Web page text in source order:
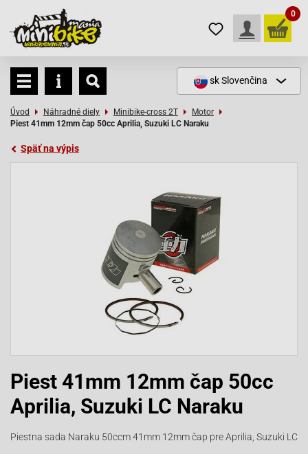
0
skSlovenčina
Úvod Náhradné diely Minibike-cross 2T
Motor
Piest 41mm 12mm čap 50cc Aprilia, Suzuki LC Naraku
Späť na výpis
Piest 41mm 12mm čap 50cc
Aprilia, Suzuki LC Naraku
Piestna sada Naraku 50ccm 41mm 12mm čap pre Aprilia, Suzuki LC